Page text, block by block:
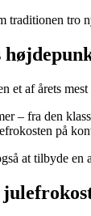
traditionen tro
et af årets
– fra den
på
at tilbyde